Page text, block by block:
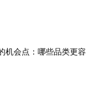
机会点：哪些品类更容